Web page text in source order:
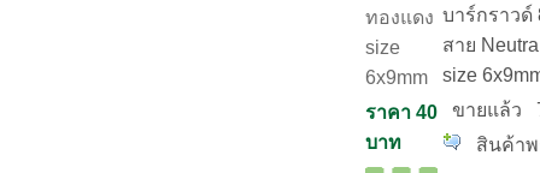
ทองแดง
size
6x9mm
ราคา 40
บาท
บาร์กราวด์
สาย
size
ขายแล้ว
สินค้าพ